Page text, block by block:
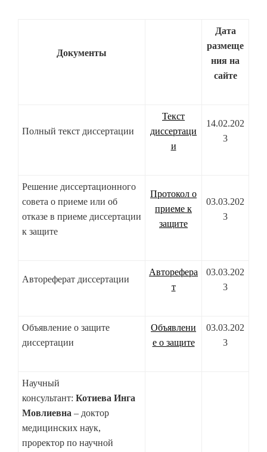
Документы
Дата
размеще
ния на
сайте
Полный текст диссертации
Текст
диссертаци
и
14.02.202
3
Решение диссертационного
совета о приеме или об
отказе в приеме диссертации
к защите
Протокол о
приеме к
защите
03.03.202
3
Автореферат диссертации
Авторефера
т
03.03.202
3
Объявление о защите
диссертации
Объявлени
е о защите
03.03.202
3
Научный
консультант: Котиева Инга
Мовлиевна – доктор
медицинских наук,
проректор по научной